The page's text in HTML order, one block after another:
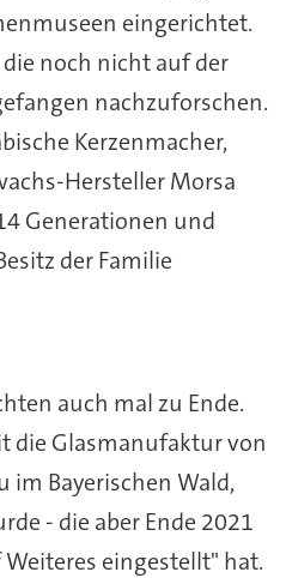
eingerichtet.
noch nicht auf der
nachzuforschen.
Kerzenmacher,
Hersteller Morsa
Generationen und
der Familie
auch mal zu Ende.
die Glasmanufaktur von
im Bayerischen Wald,
- die aber Ende 2021
eingestellt" hat.